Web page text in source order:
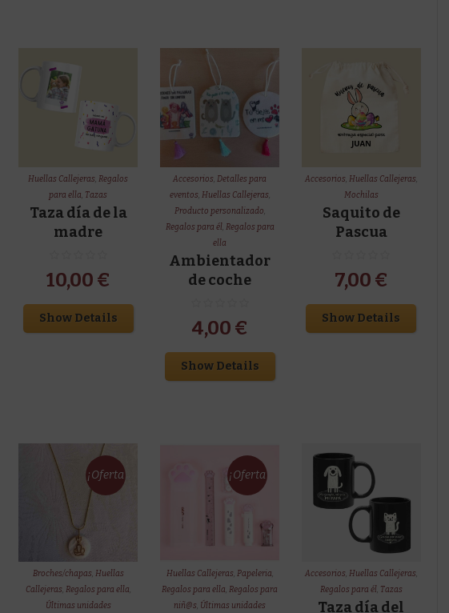
Huellas Callejeras,Regalos
para ella, Tazas
Taza día de la
madre
10,00 €
Show Details
Accesorios,Detalles para
eventos, Huellas Callejeras,
Producto personalizado,
Regalos para él, Regalos para
ella
Ambientador
de coche
4,00 €
Show Details
Accesorios, Huellas Callejeras,
Mochilas
Saquito de
Pascua
7,00 €
Show Details
¡Oferta
Broches/chapas, Huellas
Callejeras, Regalos para ella,
Últimas unidades
¡Oferta
Huellas Callejeras, Papeleria,
Regalos para ella,Regalos para
niñ@s, Últimas unidades
Accesorios, Huellas Callejeras,
Regalos para él, Tazas
Taza día del